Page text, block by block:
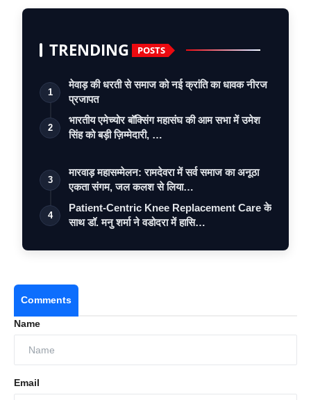
TRENDING POSTS
1
मेवाड़ की धरती से समाज को नई क्रांति का धावक नीरज
प्रजापत
2
भारतीय एमेच्योर बॉक्सिंग महासंघ की आम सभा में उमेश
सिंह को बड़ी ज़िम्मेदारी, …
3
मारवाड़ महासम्मेलन: रामदेवरा में सर्व समाज का अनूठा
एकता संगम, जल कलश से लिया…
4
Patient-Centric Knee Replacement Care के
साथ डॉ. मनु शर्मा ने वडोदरा में हासि…
Comments
Name
Email